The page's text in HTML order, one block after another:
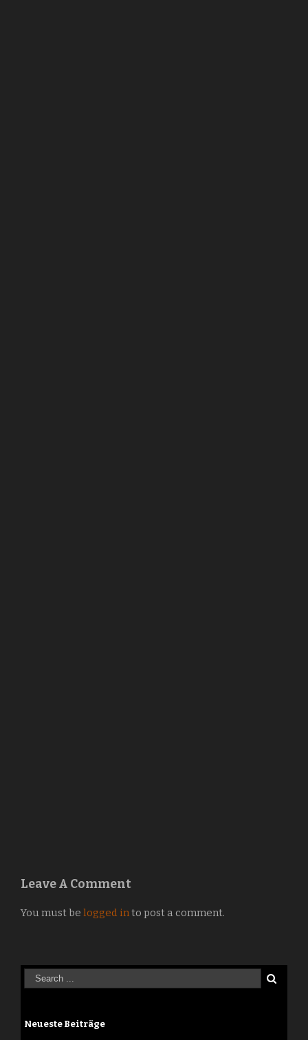
Leave A Comment
You must be logged into post a comment.
Neueste Beiträge